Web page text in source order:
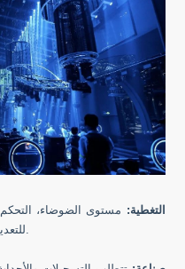
التغطية: مستوى الضوضاء، التحكم
للتعديل، بدء/إيقاف سلس، تحليق بسرعة صفر.